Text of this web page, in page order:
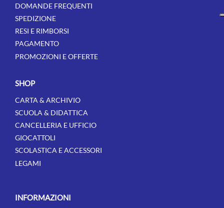
INFORMAZIONI
SHOP
CARTA & ARCHIVIO
SCUOLA & DIDATTICA
CANCELLERIA E UFFICIO
GIOCATTOLI
SCOLASTICA E ACCESSORI
LEGAMI
DOMANDE FREQUENTI
SPEDIZIONE
RESI E RIMBORSI
PAGAMENTO
PROMOZIONI E OFFERTE